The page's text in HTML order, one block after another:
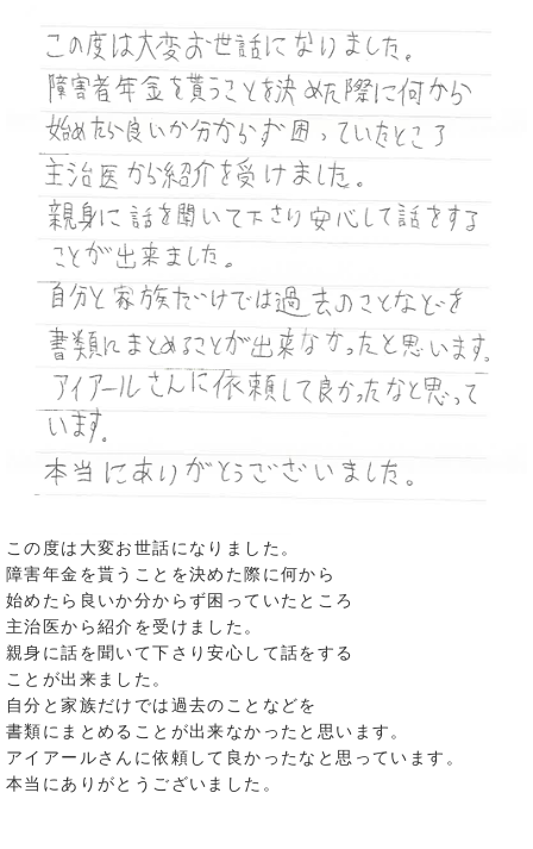
この度は大変お世話になりました。
障害年金を貰うことを決めた際に何から
始めたら良いか分からず困っていたところ
主治医から紹介を受けました。
親身に話を聞いて下さり安心して話をする
ことが出来ました。
自分と家族だけでは過去のことなどを
書類にまとめることが出来なかったと思います。
アイアールさんに依頼して良かったなと思っています。
本当にありがとうございました。